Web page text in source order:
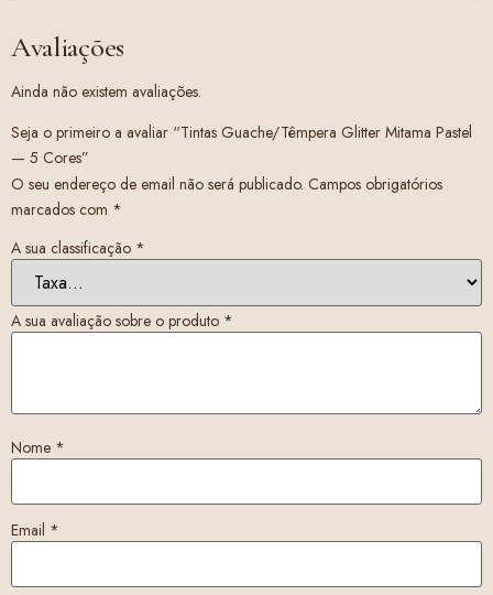
Avaliações
Ainda não existem avaliações.
Seja o primeiro a avaliar “Tintas Guache/Têmpera Glitter Mitama Pastel
— 5 Cores”
O seu endereço de email não será publicado. Campos obrigatórios
marcados com *
A sua classificação *
A sua avaliação sobre o produto *
Nome *
Email *